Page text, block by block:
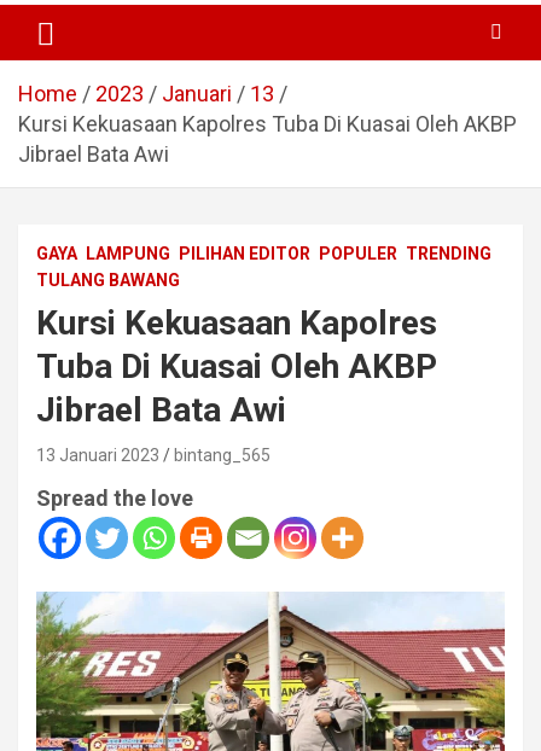
Home 2023 Januari
13
Kursi Kekuasaan Kapolres Tuba Di Kuasai Oleh AKBP
Jibrael Bata Awi
GAYA LAMPUNG PILIHAN EDITOR POPULER TRENDING
TULANG BAWANG
Kursi Kekuasaan Kapolres
Tuba Di Kuasai Oleh AKBP
Jibrael Bata Awi
13 Januari 2023 bintang_565
Spread the love